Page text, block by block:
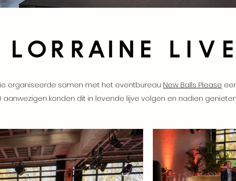
Lorraine
organiseerde samen met het eventbureau New Balls Please
aanwezigen konden dit in levende lijve volgen en nadien